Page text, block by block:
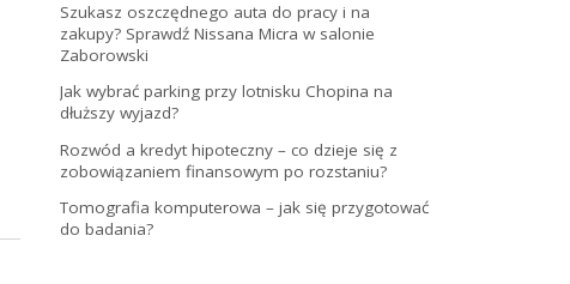
Szukasz oszczędnego auta do pracy i na
zakupy? Sprawdź Nissana Micra w salonie
Zaborowski
Jak wybrać parking przy lotnisku Chopina na
dłuższy wyjazd?
Rozwód a kredyt hipoteczny – co dzieje się z
zobowiązaniem finansowym po rozstaniu?
Tomografia komputerowa – jak się przygotować
do badania?